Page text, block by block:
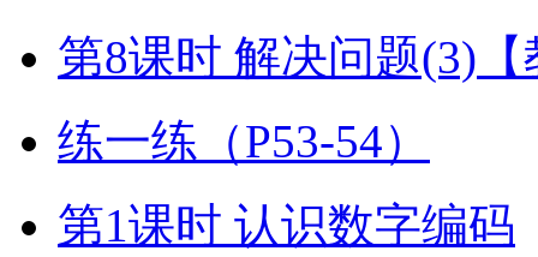
第8课时 解决问题(3)
练一练（P53-54）
第1课时 认识数字编码